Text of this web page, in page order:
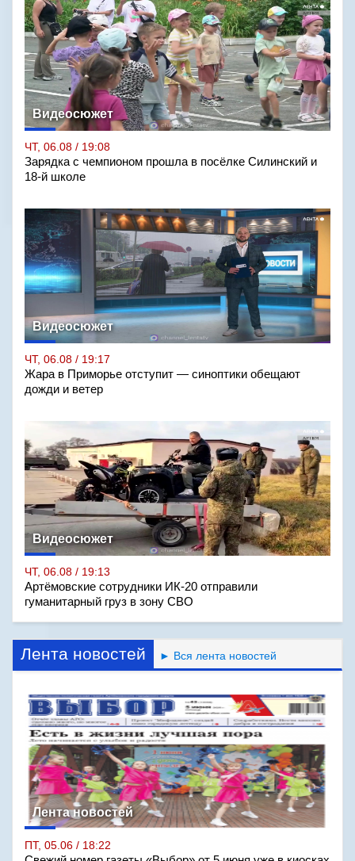
Видеосюжет
ЧТ, 06.08 / 19:08
Зарядка с чемпионом прошла в посёлке Силинский и
18-й школе
Видеосюжет
ЧТ, 06.08 / 19:17
Жара в Приморье отступит — синоптики обещают
дожди и ветер
Видеосюжет
ЧТ, 06.08 / 19:13
Артёмовские сотрудники ИК-20 отправили
гуманитарный груз в зону СВО
Лента новостей ► Вся лента новостей
Лента новостей
ПТ, 05.06 / 18:22